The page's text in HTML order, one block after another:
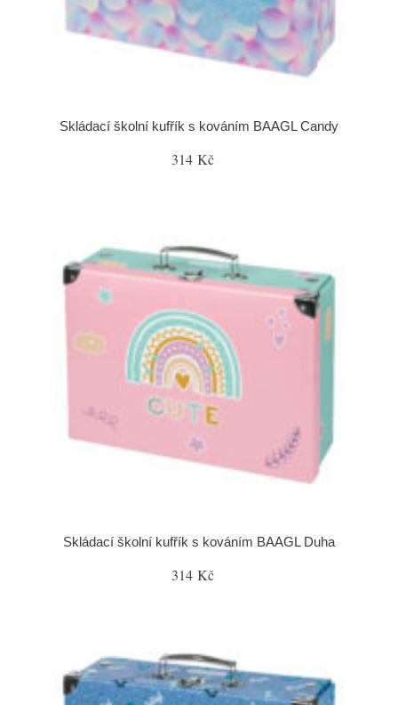
Skládací školní kufřík s kováním BAAGL Candy
314 Kč
Skládací školní kufřík s kováním BAAGL Duha
314 Kč